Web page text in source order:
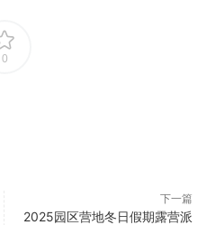
0
下一篇
2025园区营地冬日假期露营派